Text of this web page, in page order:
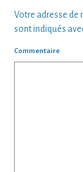
Votre adresse de
sont indiqués
Commentaire